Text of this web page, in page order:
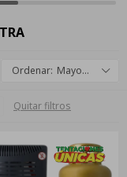
Mayor descuento
Quitar filtros